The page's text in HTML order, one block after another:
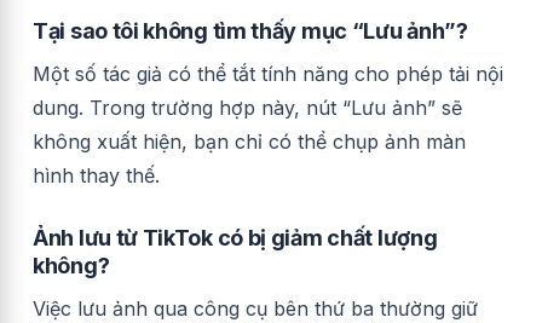
Tại sao tôi không tìm thấy mục “Lưu ảnh”?
Một số tác giả có thể tắt tính năng cho phép tải nội
dung. Trong trường hợp này, nút “Lưu ảnh” sẽ
không xuất hiện, bạn chỉ có thể chụp ảnh màn
hình thay thế.
Ảnh lưu từ TikTok có bị giảm chất lượng
không?
Việc lưu ảnh qua công cụ bên thứ ba thường giữ